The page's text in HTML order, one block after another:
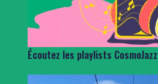
Écoutez les playlists